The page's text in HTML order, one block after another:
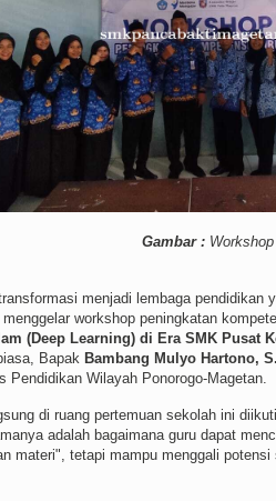
Gambar :Workshop
menjadi lembaga pendidikan
workshop peningkatan
(Deep Learning) di Era SMK Pusat
Bapak Bambang Mulyo Hartono,
Pendidikan Wilayah Ponorogo-Magetan.
di ruang pertemuan sekolah ini
adalah bagaimana guru dapat
materi", tetapi mampu menggali